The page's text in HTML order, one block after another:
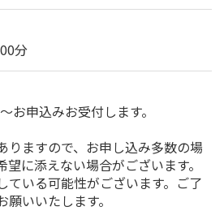
分
お申込みお受付します。
りますので、お申し込み多数の場
に添えない場合がございます。
ている可能性がございます。ご了
いいたします。